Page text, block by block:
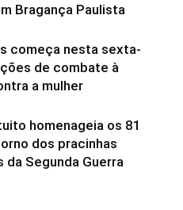
Bragança Paulista
começa nesta sexta-
de combate à
a mulher
homenageia os 81
dos pracinhas
da Segunda Guerra